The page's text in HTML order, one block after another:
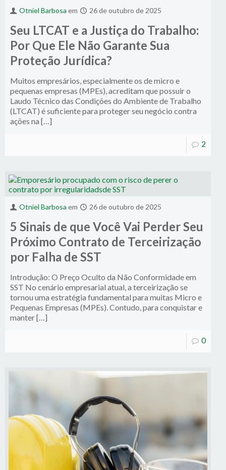
Otniel Barbosa em 26 de outubro de 2025
Seu LTCAT e a Justiça do Trabalho:
Por Que Ele Não Garante Sua
Proteção Jurídica?
Muitos empresários, especialmente os de micro e
pequenas empresas (MPEs), acreditam que possuir o
Laudo Técnico das Condições do Ambiente de Trabalho
(LTCAT) é suficiente para proteger seu negócio contra
ações na […]
2
Otniel Barbosa em 26 de outubro de 2025
5 Sinais de que Você Vai Perder Seu
Próximo Contrato de Terceirização
por Falha de SST
Introdução: O Preço Oculto da Não Conformidade em
SST No cenário empresarial atual, a terceirização se
tornou uma estratégia fundamental para muitas Micro e
Pequenas Empresas (MPEs). Contudo, para conquistar e
manter […]
0